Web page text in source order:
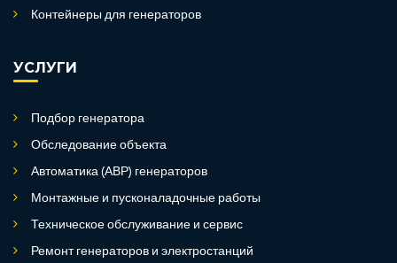
Контейнеры для генераторов
УСЛУГИ
Подбор генератора
Обследование объекта
Автоматика (АВР) генераторов
Монтажные и пусконаладочные работы
Техническое обслуживание и сервис
Ремонт генераторов и электростанций